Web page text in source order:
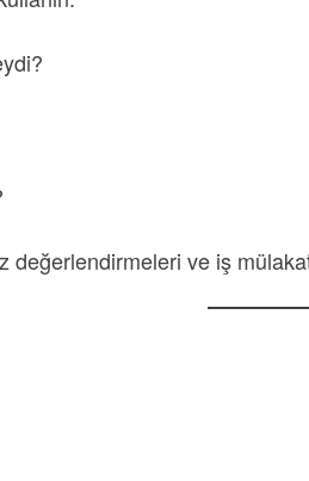
değerlendirmeleri ve iş